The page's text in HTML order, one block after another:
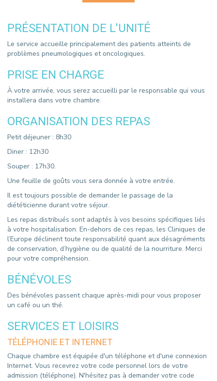
PRÉSENTATION DE L'UNITÉ
Le service accueille principalement des patients atteints de
problèmes pneumologiques et oncologiques.
PRISE EN CHARGE
À votre arrivée, vous serez accueilli par le responsable qui vous
installera dans votre chambre.
ORGANISATION DES REPAS
Petit déjeuner : 8h30
Diner : 12h30
Souper : 17h30.
Une feuille de goûts vous sera donnée à votre entrée.
Il est toujours possible de demander le passage de la
diététicienne durant votre séjour.
Les repas distribués sont adaptés à vos besoins spécifiques liés
à votre hospitalisation. En-dehors de ces repas, les Cliniques de
l’Europe déclinent toute responsabilité quant aux désagréments
de conservation, d’hygiène ou de qualité de la nourriture. Merci
pour votre compréhension.
BÉNÉVOLES
Des bénévoles passent chaque après-midi pour vous proposer
un café ou un thé.
SERVICES ET LOISIRS
TÉLÉPHONIE ET INTERNET
Chaque chambre est équipée d'un téléphone et d'une connexion
Internet. Vous recevrez votre code personnel lors de votre
admission (téléphone). N'hésitez pas à demander votre code